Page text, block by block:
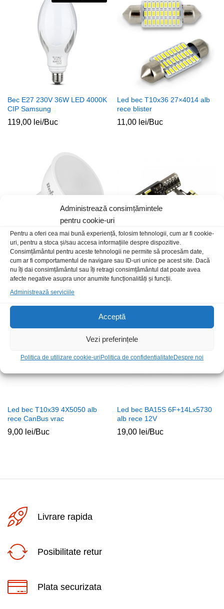
Administrează consimțămintele
pentru cookie-uri
Pentru a oferi cea mai bună experiență, folosim tehnologii, cum ar fi cookie-
uri, pentru a stoca și/sau accesa informațiile despre dispozitive.
Consimțământul pentru aceste tehnologii ne permite să procesăm date,
cum ar fi comportamentul de navigare sau ID-uri unice pe acest site. Dacă
nu îți dai consimțământul sau îți retragi consimțământul dat poate avea
afecte negative asupra unor anumite funcționalități și funcții.
Administrează serviciile
Acceptă
Vezi preferințele
Politica de utilizare cookie-uriPolitica de confidentialitateDespre noi
Bec E27 230V 36W LED 4000K
CIP Samsung
119,00 lei/Buc
Led bec T10x36 27×4014 alb
rece blister
11,00 lei/Buc
Bec E14 230V 7W LED 4000K
spot Rebel
10,00lei/Buc
Led bec T10 4L+6×3014 alb
rece CanBus
19,00lei /Buc
Led bec T10x39 4X5050 alb
rece CanBus vrac
9,00 lei/Buc
Led bec BA15S 6F+14Lx5730
alb rece 12V
19,00 lei/Buc
Livrare rapida
Posibilitate retur
Plata securizata